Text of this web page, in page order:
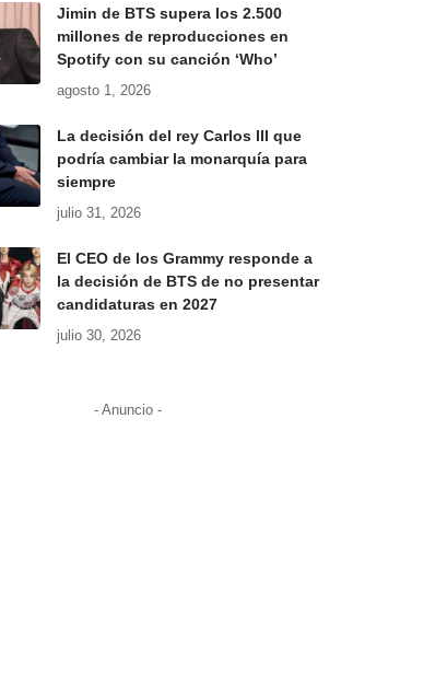
Jimin de BTS supera los 2.500
millones de reproducciones en
Spotify con su canción ‘Who’
agosto 1, 2026
La decisión del rey Carlos III que
podría cambiar la monarquía para
siempre
julio 31, 2026
El CEO de los Grammy responde a
la decisión de BTS de no presentar
candidaturas en 2027
julio 30, 2026
- Anuncio -